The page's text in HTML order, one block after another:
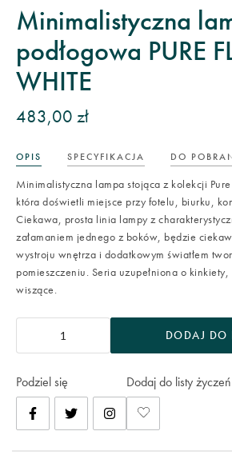
Minimalistyczna
podłogowa PURE
WHITE
483,00 zł
OPIS SPECYFIKACJA DO
Minimalistyczna lampa stojąca z kolekcji
która doświetli miejsce przy fotelu, biurku,
Ciekawa, prosta linia lampy z
załamaniem jednego z boków, będzie
wystroju wnętrza i dodatkowym światłem
pomieszczeniu. Seria uzupełniona o
wiszące.
DODAJ DO
Podziel się Dodaj do listy życzeń